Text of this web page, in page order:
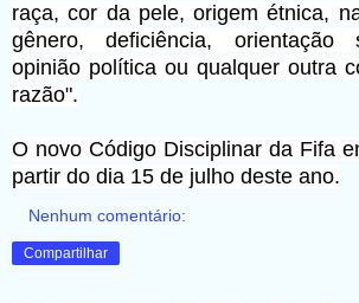
raça, cor da pele, origem étnica,
gênero, deficiência, orientação
opinião política ou qualquer outra
razão".
O novo Código Disciplinar da Fifa
partir do dia 15 de julho deste ano.
Nenhum comentário:
Compartilhar